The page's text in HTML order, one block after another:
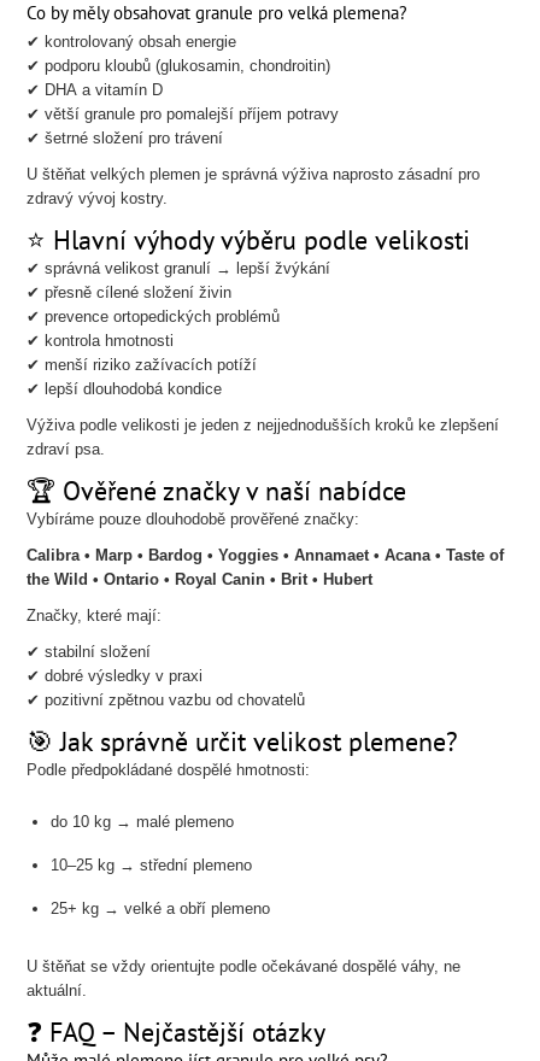
Co by měly obsahovat granule pro velká plemena?
✔ kontrolovaný obsah energie
✔ podporu kloubů (glukosamin, chondroitin)
✔ DHA a vitamín D
✔ větší granule pro pomalejší příjem potravy
✔ šetrné složení pro trávení
U štěňat velkých plemen je správná výživa naprosto zásadní pro
zdravý vývoj kostry.
⭐ Hlavní výhody výběru podle velikosti
✔ správná velikost granulí → lepší žvýkání
✔ přesně cílené složení živin
✔ prevence ortopedických problémů
✔ kontrola hmotnosti
✔ menší riziko zažívacích potíží
✔ lepší dlouhodobá kondice
Výživa podle velikosti je jeden z nejjednodušších kroků ke zlepšení
zdraví psa.
🏆 Ověřené značky v naší nabídce
Vybíráme pouze dlouhodobě prověřené značky:
Calibra • Marp • Bardog • Yoggies • Annamaet • Acana • Taste of
the Wild • Ontario • Royal Canin • Brit • Hubert
Značky, které mají:
✔ stabilní složení
✔ dobré výsledky v praxi
✔ pozitivní zpětnou vazbu od chovatelů
🎯 Jak správně určit velikost plemene?
Podle předpokládané dospělé hmotnosti:
do 10 kg → malé plemeno
10–25 kg → střední plemeno
25+ kg → velké a obří plemeno
U štěňat se vždy orientujte podle očekávané dospělé váhy, ne
aktuální.
❓ FAQ – Nejčastější otázky